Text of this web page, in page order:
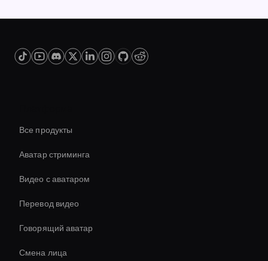
Все продукты
Аватар стриминга
Видео с аватаром
Перевод видео
Говорящий аватар
Смена лица